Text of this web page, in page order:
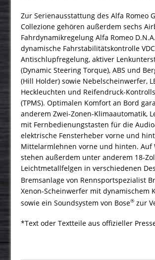
Zur Serienausstattung des Alfa Romeo
Collezione gehören außerdem sechs
Fahrdynamikregelung Alfa Romeo
dynamische Fahrstabilitätskontrolle
Antischlupfregelung, aktiver
(Dynamic Steering Torque), ABS und
(Hill Holder) sowie Nebelscheinwerfer,
Heckleuchten und Reifendruck-
(TPMS). Optimalen Komfort an Bord
anderem Zwei-Zonen-Klimaautomatik,
mit Fernbedienungstasten für die
elektrische Fensterheber vorne und
Mittelarmlehnen vorne und hinten. Auf
stehen außerdem unter anderem 18-
Leichtmetallfelgen in verschiedenen
Bremsanlage von Rennsportspezialist
Xenon-Scheinwerfer mit dynamischem
sowie ein Soundsystem von Bose® zur
*Text oder Textteile aus offizieller